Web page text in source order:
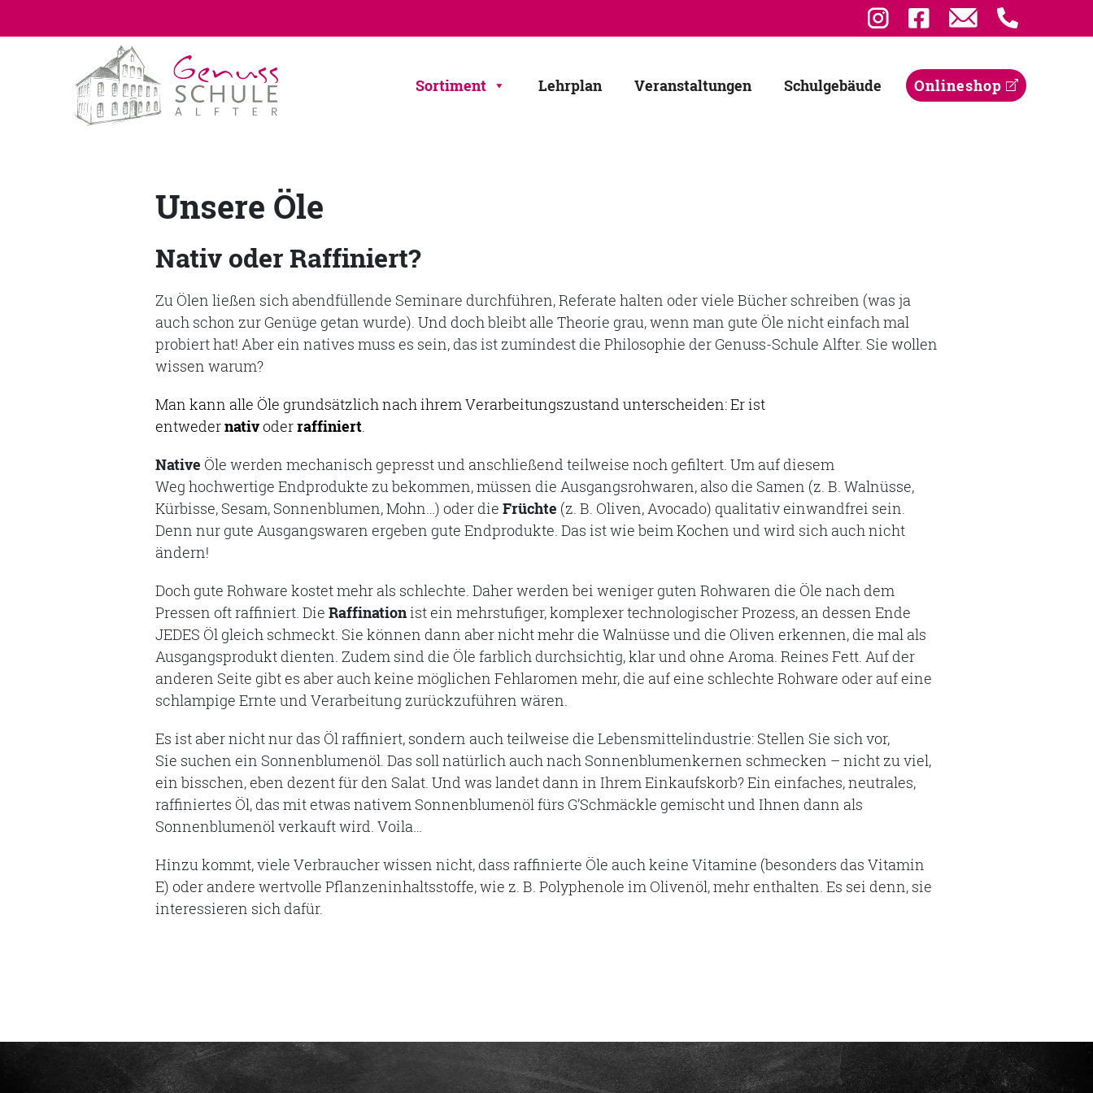
Sortiment Lehrplan Veranstaltungen Schulgebäude Onlineshop
Unsere Öle
Nativ oder Raffiniert?
Zu Ölen ließen sich abendfüllende Seminare durchführen, Referate halten oder viele Bücher schreiben (was ja
auch schon zur Genüge getan wurde). Und doch bleibt alle Theorie grau, wenn man gute Öle nicht einfach mal
probiert hat! Aber ein natives muss es sein, das ist zumindest die Philosophie der Genuss-Schule Alfter. Sie wollen
wissen warum?
Man kann alle Öle grundsätzlich nach ihrem Verarbeitungszustand unterscheiden: Er ist
entwedernativoderraffiniert.
Native Öle werden mechanisch gepresst und anschließend teilweise noch gefiltert. Um auf diesem
Weg hochwertige Endprodukte zu bekommen, müssen die Ausgangsrohwaren, also die Samen (z. B. Walnüsse,
Kürbisse, Sesam, Sonnenblumen, Mohn…) oder die Früchte (z. B. Oliven, Avocado) qualitativ einwandfrei sein.
Denn nur gute Ausgangswaren ergeben gute Endprodukte. Das ist wie beim Kochen und wird sich auch nicht
ändern!
Doch gute Rohware kostet mehr als schlechte. Daher werden bei weniger guten Rohwaren die Öle nach dem
Pressen oft raffiniert. Die Raffinationist ein mehrstufiger, komplexer technologischer Prozess, an dessen Ende
JEDES Öl gleich schmeckt. Sie können dann aber nicht mehr die Walnüsse und die Oliven erkennen, die mal als
Ausgangsprodukt dienten. Zudem sind die Öle farblich durchsichtig, klar und ohne Aroma. Reines Fett. Auf der
anderen Seite gibt es aber auch keine möglichen Fehlaromen mehr, die auf eine schlechte Rohware oder auf eine
schlampige Ernte und Verarbeitung zurückzuführen wären.
Es ist aber nicht nur das Öl raffiniert, sondern auch teilweise die Lebensmittelindustrie: Stellen Sie sich vor,
Sie suchen ein Sonnenblumenöl. Das soll natürlich auch nach Sonnenblumenkernen schmecken – nicht zu viel,
ein bisschen, eben dezent für den Salat. Und was landet dann in Ihrem Einkaufskorb? Ein einfaches, neutrales,
raffiniertes Öl, das mit etwas nativem Sonnenblumenöl fürs G’Schmäckle gemischt und Ihnen dann als
Sonnenblumenöl verkauft wird. Voila…
Hinzu kommt, viele Verbraucher wissen nicht, dass raffinierte Öle auch keine Vitamine (besonders das Vitamin
E) oder andere wertvolle Pflanzeninhaltsstoffe, wie z. B. Polyphenole im Olivenöl, mehr enthalten. Es sei denn, sie
interessieren sich dafür.